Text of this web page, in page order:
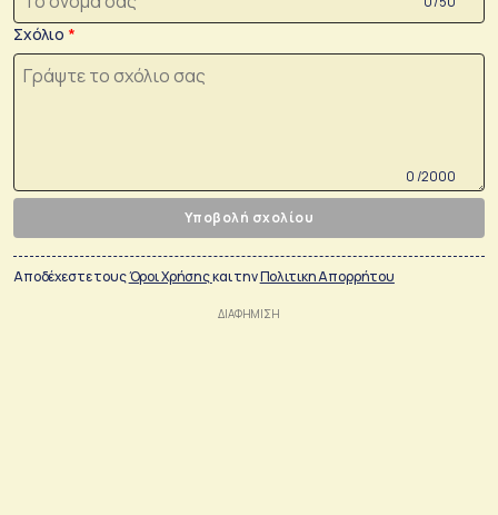
Σχόλιο
0 /2000
Υποβολή σχολίου
Αποδέχεστε τουςΌροι Χρήσηςκαι τηνΠολιτικη Απορρήτου